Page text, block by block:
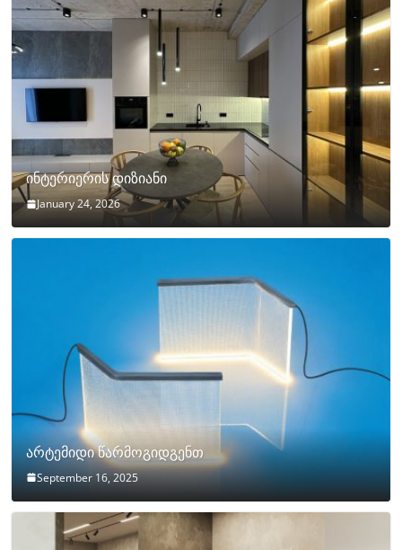
ინტერიერის დიზიანი
January 24, 2026
არტემიდი წარმოგიდგენთ
September 16, 2025